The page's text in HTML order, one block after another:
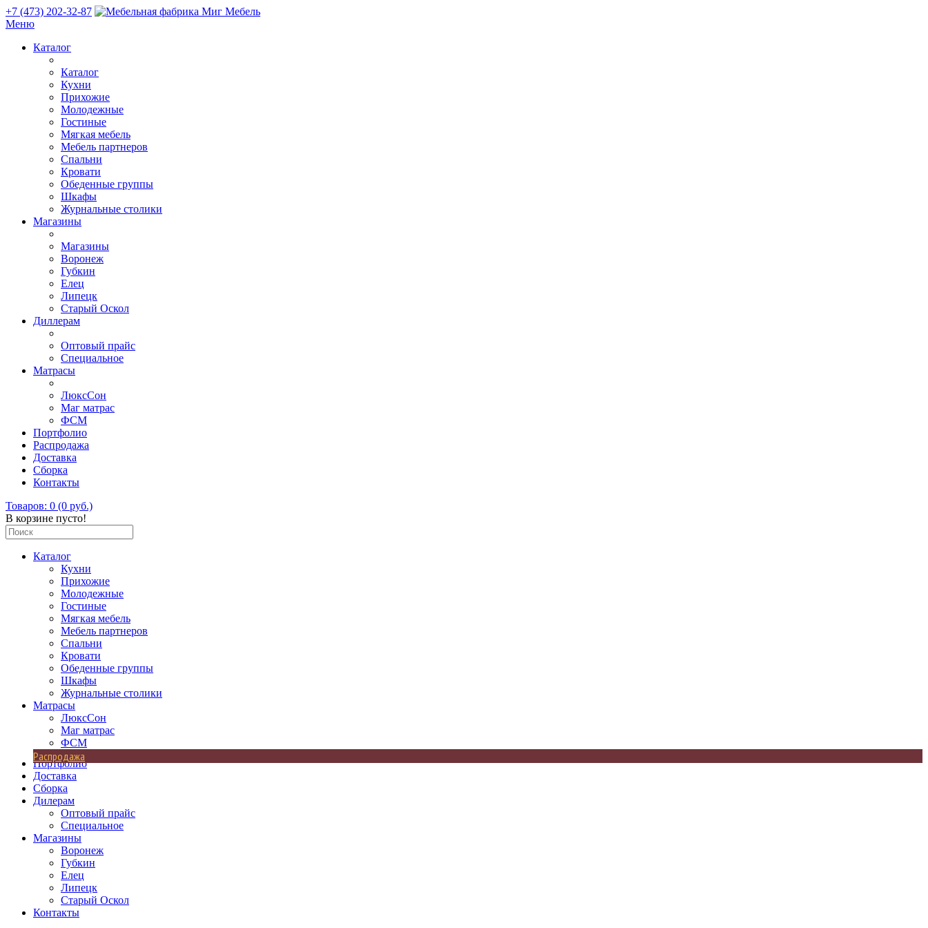
+7 (473) 202-32-87
Меню
Каталог
Каталог
Кухни
Прихожие
Молодежные
Гостиные
Мягкая мебель
Мебель партнеров
Спальни
Кровати
Обеденные группы
Шкафы
Журнальные столики
Магазины
Магазины
Воронеж
Губкин
Елец
Липецк
Старый Оскол
Диллерам
Оптовый прайс
Специальное
Матрасы
ЛюксСон
Маг матрас
ФСМ
Портфолио
Распродажа
Доставка
Сборка
Контакты
Товаров: 0 (0 руб.)
В корзине пусто!
Каталог
Кухни
Прихожие
Молодежные
Гостиные
Мягкая мебель
Мебель партнеров
Спальни
Кровати
Обеденные группы
Шкафы
Журнальные столики
Матрасы
ЛюксСон
Маг матрас
ФСМ
Распродажа
Портфолио
Доставка
Сборка
Дилерам
Оптовый прайс
Специальное
Магазины
Воронеж
Губкин
Елец
Липецк
Старый Оскол
Контакты